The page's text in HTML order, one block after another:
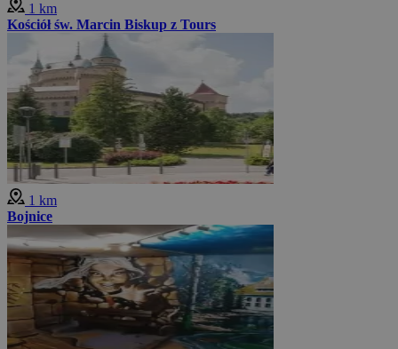
1 km
Kościół św. Marcin Biskup z Tours
1 km
Bojnice